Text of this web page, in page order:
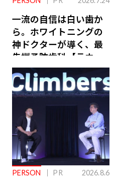
一流の自信は白い歯か
ら。ホワイトニングの
神ドクターが導く、最
先端予防歯科【ラウン
ジ会員特典あり】
PERSON PR 2026.8.6